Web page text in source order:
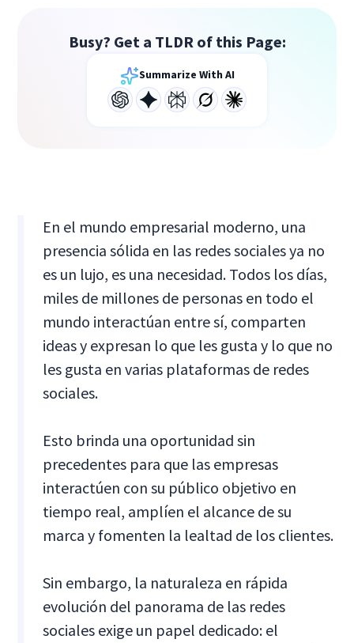
Busy? Get a TLDR of this Page:
Summarize With AI
En el mundo empresarial moderno, una
presencia sólida en las redes sociales ya no
es un lujo, es una necesidad. Todos los días,
miles de millones de personas en todo el
mundo interactúan entre sí, comparten
ideas y expresan lo que les gusta y lo que no
les gusta en varias plataformas de redes
sociales.
Esto brinda una oportunidad sin
precedentes para que las empresas
interactúen con su público objetivo en
tiempo real, amplíen el alcance de su
marca y fomenten la lealtad de los clientes.
Sin embargo, la naturaleza en rápida
evolución del panorama de las redes
sociales exige un papel dedicado: el